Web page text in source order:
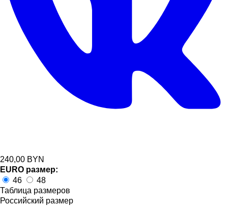
240,00 BYN
EURO размер:
46
48
Таблица размеров
Российский размер